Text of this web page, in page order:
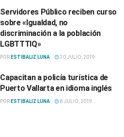
Servidores Público reciben curso
sobre «Igualdad, no
discriminación a la población
LGBTTTIQ»
POR ESTIBALIZ LUNA 30 JULIO, 2019
Capacitan a policía turística de
Puerto Vallarta en idioma inglés
POR ESTIBALIZ LUNA 8 JULIO, 2019